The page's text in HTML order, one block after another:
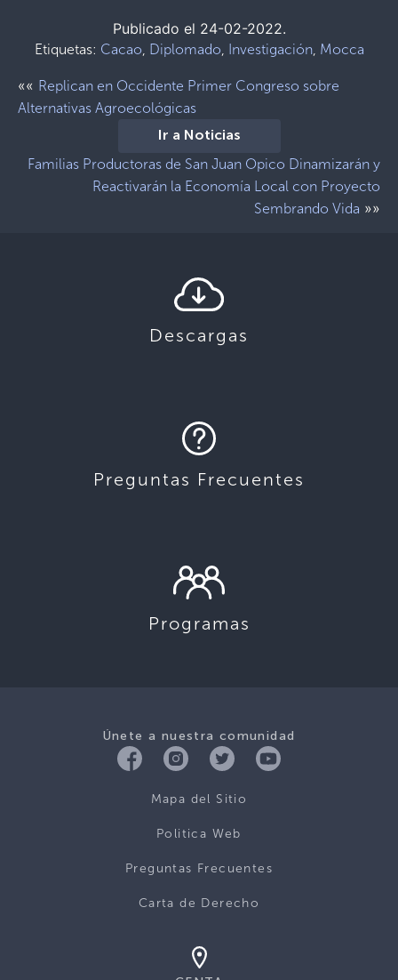
Publicado el 24-02-2022.
Etiquetas: Cacao Diplomado Investigación, Mocca
«« Replican en Occidente Primer Congreso sobre
Alternativas Agroecológicas
Ir a Noticias
Familias Productoras de San Juan Opico Dinamizarán y
Reactivarán la Economía Local con Proyecto
Sembrando Vida »»
Descargas
Preguntas Frecuentes
Programas
Únete a nuestra comunidad
Mapa del Sitio
Politica Web
Preguntas Frecuentes
Carta de Derecho